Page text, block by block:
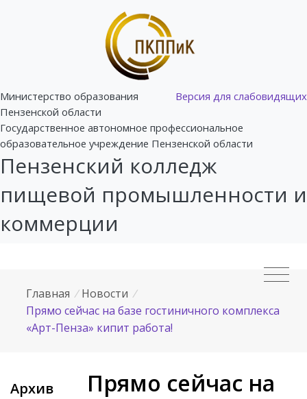
Версия для слабовидящих
Министерство образования
Пензенской области
Государственное автономное профессиональное
образовательное учреждение Пензенской области
Пензенский колледж
пищевой промышленности и
коммерции
Главная / Новости /
Прямо сейчас на базе гостиничного комплекса
«Арт-Пенза» кипит работа!
Архив
Прямо сейчас на